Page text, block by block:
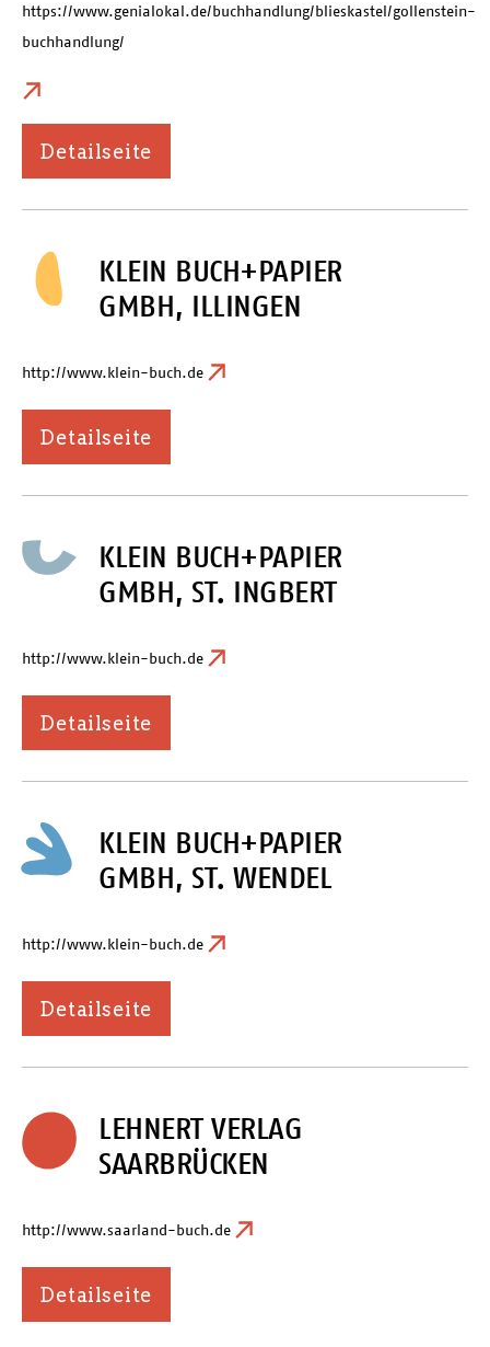
https://www.genialokal.de/buchhandlung/blieskastel/gollenstein-
buchhandlung/
Detailseite
KLEIN BUCH+PAPIER
GMBH, ILLINGEN
http://www.klein-buch.de
Detailseite
KLEIN BUCH+PAPIER
GMBH, ST. INGBERT
http://www.klein-buch.de
Detailseite
KLEIN BUCH+PAPIER
GMBH, ST. WENDEL
http://www.klein-buch.de
Detailseite
LEHNERT VERLAG
SAARBRÜCKEN
http://www.saarland-buch.de
Detailseite